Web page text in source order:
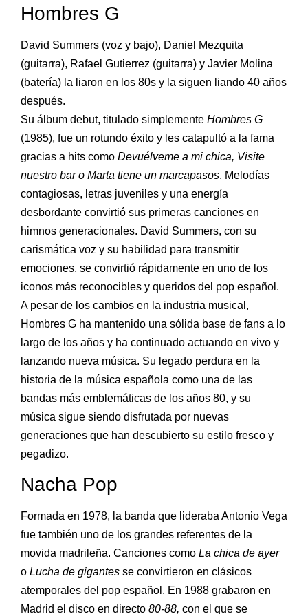
Hombres G
David Summers (voz y bajo), Daniel Mezquita
(guitarra), Rafael Gutierrez (guitarra) y Javier Molina
(batería) la liaron en los 80s y la siguen liando 40 años
después.
Su álbum debut, titulado simplemente Hombres G
(1985), fue un rotundo éxito y les catapultó a la fama
gracias a hits como Devuélveme a mi chica, Visite
nuestro bar o Marta tiene un marcapasos. Melodías
contagiosas, letras juveniles y una energía
desbordante convirtió sus primeras canciones en
himnos generacionales. David Summers, con su
carismática voz y su habilidad para transmitir
emociones, se convirtió rápidamente en uno de los
iconos más reconocibles y queridos del pop español.
A pesar de los cambios en la industria musical,
Hombres G ha mantenido una sólida base de fans a lo
largo de los años y ha continuado actuando en vivo y
lanzando nueva música. Su legado perdura en la
historia de la música española como una de las
bandas más emblemáticas de los años 80, y su
música sigue siendo disfrutada por nuevas
generaciones que han descubierto su estilo fresco y
pegadizo.
Nacha Pop
Formada en 1978, la banda que lideraba Antonio Vega
fue también uno de los grandes referentes de la
movida madrileña. Canciones como La chica de ayer
o Lucha de gigantes se convirtieron en clásicos
atemporales del pop español. En 1988 grabaron en
Madrid el disco en directo 80-88, con el que se